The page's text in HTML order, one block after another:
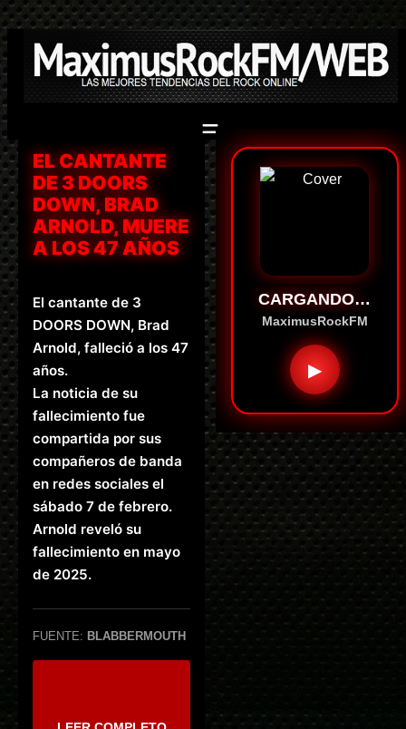
Saltar
al
contenido
EL CANTANTE
DE 3 DOORS
DOWN, BRAD
ARNOLD, MUERE
A LOS 47 AÑOS
El cantante de 3
DOORS DOWN, Brad
Arnold, falleció a los 47
años.
La noticia de su
fallecimiento fue
compartida por sus
compañeros de banda
en redes sociales el
sábado 7 de febrero.
Arnold reveló su
fallecimiento en mayo
de 2025.
FUENTE: BLABBERMOUTH
CARGANDO…
MaximusRockFM
▶